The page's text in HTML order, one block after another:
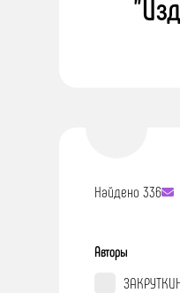
Найдено 336
Авторы